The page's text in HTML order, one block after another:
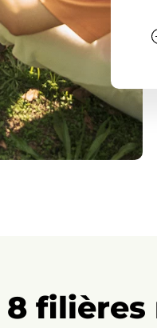
8 filières